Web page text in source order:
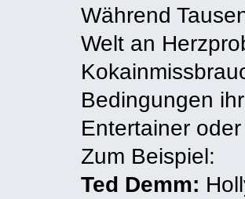
Während
Welt an
Bedingungen
Entertainer
Zum Beispiel:
Ted Demm: